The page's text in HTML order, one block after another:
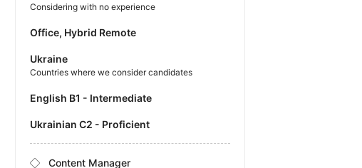
Considering with no experience
Office, Hybrid Remote
Ukraine
Countries where we consider candidates
English B1 - Intermediate
Ukrainian C2 - Proficient
Content Manager